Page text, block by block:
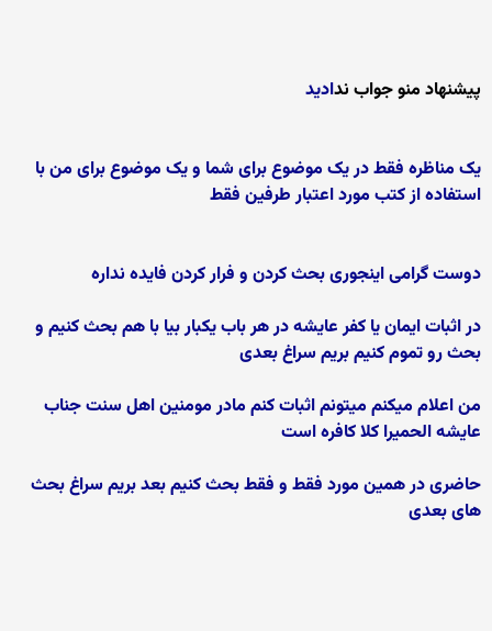
پیشنهاد منو جواب ندادید
یک مناظره فقط در یک موضوع برای شما و یک موضوع برای من با
استفاده از کتب مورد اعتبار طرفین فقط
دوست گرامی اینجوری بحث کردن و فرار کردن فایده نداره
در اثبات ایمان یا کفر عایشه در هر باب یکبار بیا با هم بحث کنیم و
بحث رو تموم کنیم بریم سراغ بعدی
من اعلام میکنم میتونم اثبات کنم مادر مومنین اهل سنت جناب
عایشه الحمیرا کلا کافره است
حاضری در همین مورد فقط و فقط بحث کنیم بعد بریم سراغ بحث
های بعدی